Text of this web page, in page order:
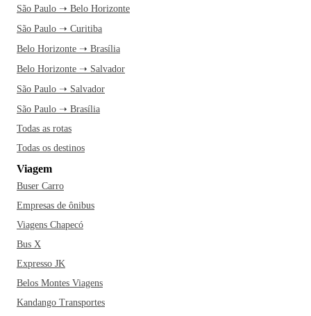
São Paulo ➝ Belo Horizonte
São Paulo ➝ Curitiba
Belo Horizonte ➝ Brasília
Belo Horizonte ➝ Salvador
São Paulo ➝ Salvador
São Paulo ➝ Brasília
Todas as rotas
Todas os destinos
Viagem
Buser Carro
Empresas de ônibus
Viagens Chapecó
Bus X
Expresso JK
Belos Montes Viagens
Kandango Transportes